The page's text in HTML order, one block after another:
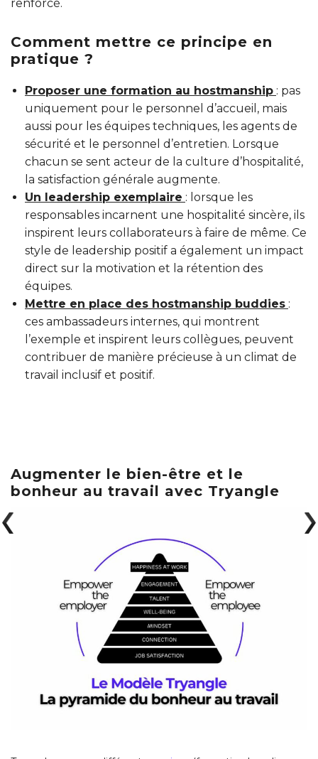
renforcé.
Comment mettre ce principe en
pratique ?
Proposer une formation au hostmanship : pas
uniquement pour le personnel d’accueil, mais
aussi pour les équipes techniques, les agents de
sécurité et le personnel d’entretien. Lorsque
chacun se sent acteur de la culture d’hospitalité,
la satisfaction générale augmente.
Un leadership exemplaire : lorsque les
responsables incarnent une hospitalité sincère, ils
inspirent leurs collaborateurs à faire de même. Ce
style de leadership positif a également un impact
direct sur la motivation et la rétention des
équipes.
Mettre en place des hostmanship buddies :
ces ambassadeurs internes, qui montrent
l’exemple et inspirent leurs collègues, peuvent
contribuer de manière précieuse à un climat de
travail inclusif et positif.
Augmenter le bien-être et le
bonheur au travail avec Tryangle